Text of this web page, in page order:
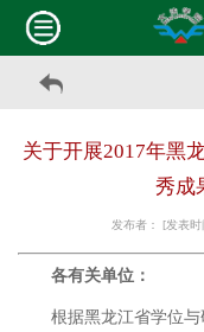
关于开展2017年黑
秀成
发布者： [发表时
各有关单位：
根据黑龙江省学位